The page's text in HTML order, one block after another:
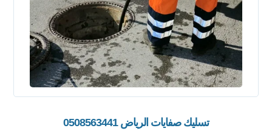
تسليك صفايات الرياض 0508563441